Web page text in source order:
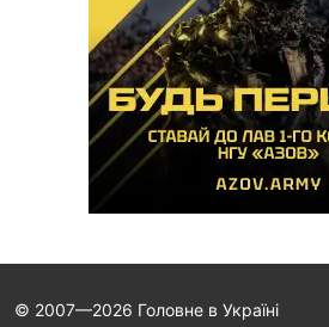
© 2007—2026 Головне в Україні